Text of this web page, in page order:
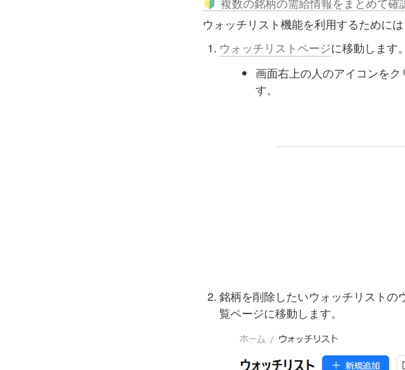
🔰
ウォッチリスト機能を利用するためには
ウォッチリストページに移動します。
画面右上の人のアイコンを
す。
銘柄を削除したいウォッチリストの
覧ページに移動します。